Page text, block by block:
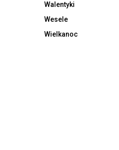
Walentyki
Wesele
Wielkanoc